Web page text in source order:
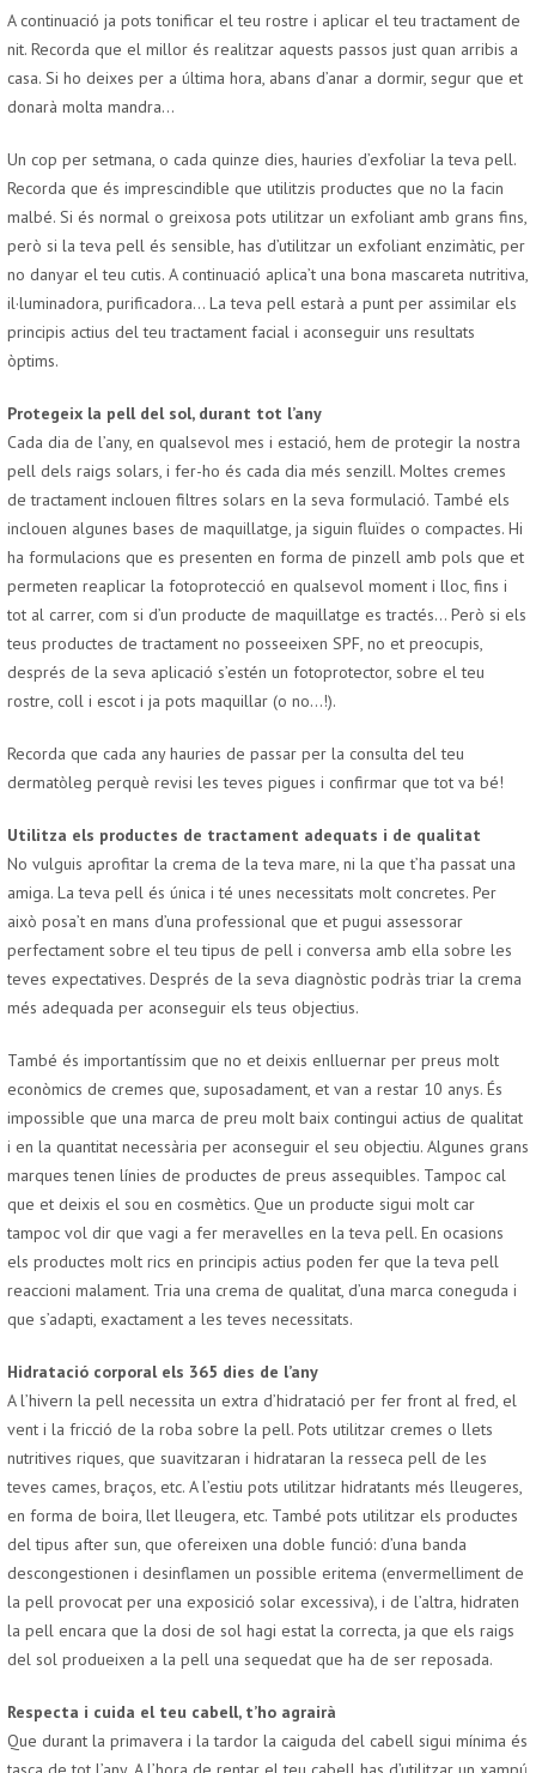
A continuació ja pots tonificar el teu rostre i aplicar el teu tractament de
nit. Recorda que el millor és realitzar aquests passos just quan arribis a
casa. Si ho deixes per a última hora, abans d’anar a dormir, segur que et
donarà molta mandra…
Un cop per setmana, o cada quinze dies, hauries d’exfoliar la teva pell.
Recorda que és imprescindible que utilitzis productes que no la facin
malbé. Si és normal o greixosa pots utilitzar un exfoliant amb grans fins,
però si la teva pell és sensible, has d’utilitzar un exfoliant enzimàtic, per
no danyar el teu cutis. A continuació aplica’t una bona mascareta nutritiva,
il·luminadora, purificadora… La teva pell estarà a punt per assimilar els
principis actius del teu tractament facial i aconseguir uns resultats
òptims.
Protegeix la pell del sol, durant tot l’any
Cada dia de l’any, en qualsevol mes i estació, hem de protegir la nostra
pell dels raigs solars, i fer-ho és cada dia més senzill. Moltes cremes
de tractament inclouen filtres solars en la seva formulació. També els
inclouen algunes bases de maquillatge, ja siguin fluïdes o compactes. Hi
ha formulacions que es presenten en forma de pinzell amb pols que et
permeten reaplicar la fotoprotecció en qualsevol moment i lloc, fins i
tot al carrer, com si d’un producte de maquillatge es tractés… Però si els
teus productes de tractament no posseeixen SPF, no et preocupis,
després de la seva aplicació s’estén un fotoprotector, sobre el teu
rostre, coll i escot i ja pots maquillar (o no…!).
Recorda que cada any hauries de passar per la consulta del teu
dermatòleg perquè revisi les teves pigues i confirmar que tot va bé!
Utilitza els productes de tractament adequats i de qualitat
No vulguis aprofitar la crema de la teva mare, ni la que t’ha passat una
amiga. La teva pell és única i té unes necessitats molt concretes. Per
això posa’t en mans d’una professional que et pugui assessorar
perfectament sobre el teu tipus de pell i conversa amb ella sobre les
teves expectatives. Després de la seva diagnòstic podràs triar la crema
més adequada per aconseguir els teus objectius.
També és importantíssim que no et deixis enlluernar per preus molt
econòmics de cremes que, suposadament, et van a restar 10 anys. És
impossible que una marca de preu molt baix contingui actius de qualitat
i en la quantitat necessària per aconseguir el seu objectiu. Algunes grans
marques tenen línies de productes de preus assequibles. Tampoc cal
que et deixis el sou en cosmètics. Que un producte sigui molt car
tampoc vol dir que vagi a fer meravelles en la teva pell. En ocasions
els productes molt rics en principis actius poden fer que la teva pell
reaccioni malament. Tria una crema de qualitat, d’una marca coneguda i
que s’adapti, exactament a les teves necessitats.
Hidratació corporal els 365 dies de l’any
A l’hivern la pell necessita un extra d’hidratació per fer front al fred, el
vent i la fricció de la roba sobre la pell. Pots utilitzar cremes o llets
nutritives riques, que suavitzaran i hidrataran la resseca pell de les
teves cames, braços, etc. A l’estiu pots utilitzar hidratants més lleugeres,
en forma de boira, llet lleugera, etc. També pots utilitzar els productes
del tipus after sun, que ofereixen una doble funció: d’una banda
descongestionen i desinflamen un possible eritema (envermelliment de
la pell provocat per una exposició solar excessiva), i de l’altra, hidraten
la pell encara que la dosi de sol hagi estat la correcta, ja que els raigs
del sol produeixen a la pell una sequedat que ha de ser reposada.
Respecta i cuida el teu cabell, t’ho agrairà
Que durant la primavera i la tardor la caiguda del cabell sigui mínima és